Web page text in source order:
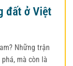
đất ở Việt
Những trận
mà còn là